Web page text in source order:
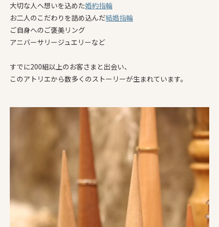
大切な人へ想いを込めた婚約指輪
お二人のこだわりを詰め込んだ結婚指輪
ご自身へのご褒美リング
アニバーサリージュエリーなど
すでに200組以上のお客さまと出会い、
このアトリエから数多くのストーリーが生まれています。